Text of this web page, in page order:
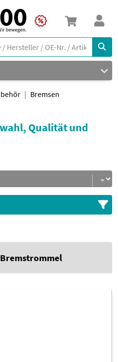
Bremsen
Qualität und
Bremstrommel